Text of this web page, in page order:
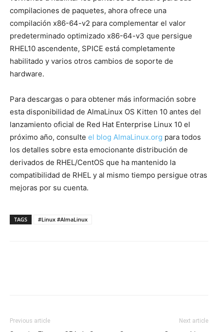
compilaciones de paquetes, ahora ofrece una
compilación x86-64-v2 para complementar el valor
predeterminado optimizado x86-64-v3 que persigue
RHEL10 ascendente, SPICE está completamente
habilitado y varios otros cambios de soporte de
hardware.
Para descargas o para obtener más información sobre
esta disponibilidad de AlmaLinux OS Kitten 10 antes del
lanzamiento oficial de Red Hat Enterprise Linux 10 el
próximo año, consulte el blog AlmaLinux.org para todos
los detalles sobre esta emocionante distribución de
derivados de RHEL/CentOS que ha mantenido la
compatibilidad de RHEL y al mismo tiempo persigue otras
mejoras por su cuenta.
TAGS #Linux #AlmaLinux
Previous article Next article